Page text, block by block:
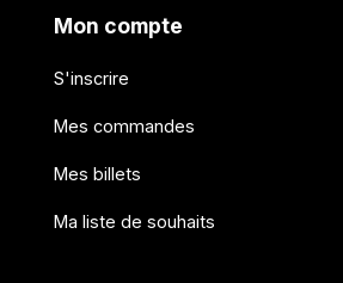
Mon compte
S'inscrire
Mes commandes
Mes billets
Ma liste de souhaits